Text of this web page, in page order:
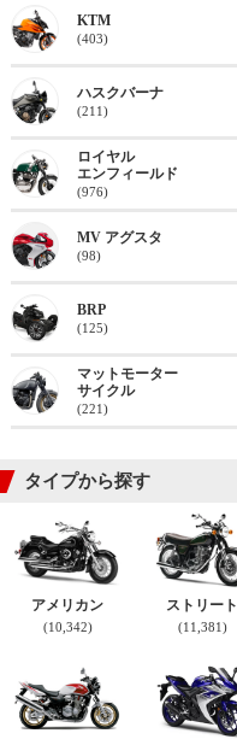
KTM
(403)
ハスクバーナ
(211)
ロイヤル
エンフィールド
(976)
MV アグスタ
(98)
BRP
(125)
マットモーター
サイクル
(221)
タイプから探す
アメリカン
(10,342)
ストリート
(11,381)